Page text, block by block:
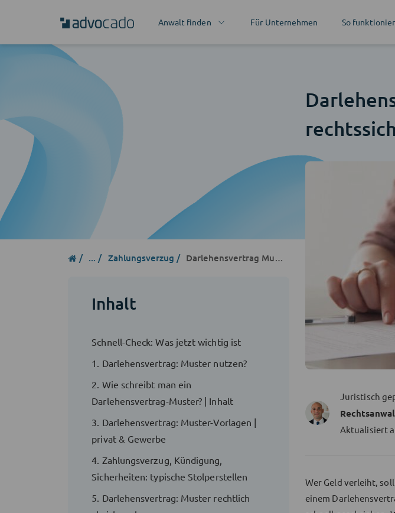
Anwalt finden Für Unternehmen So
... Zahlungsverzug Darlehensvertrag Muster
Inhalt
Schnell-Check: Was jetzt wichtig ist
1. Darlehensvertrag: Muster nutzen?
2. Wie schreibt man ein
Darlehensvertrag-Muster? | Inhalt
3. Darlehensvertrag: Muster-Vorlagen |
privat & Gewerbe
4. Zahlungsverzug, Kündigung,
Sicherheiten: typische Stolperstellen
5. Darlehensvertrag: Muster rechtlich
Juristisch
Aktualisiert
Wer Geld verleiht,
einem